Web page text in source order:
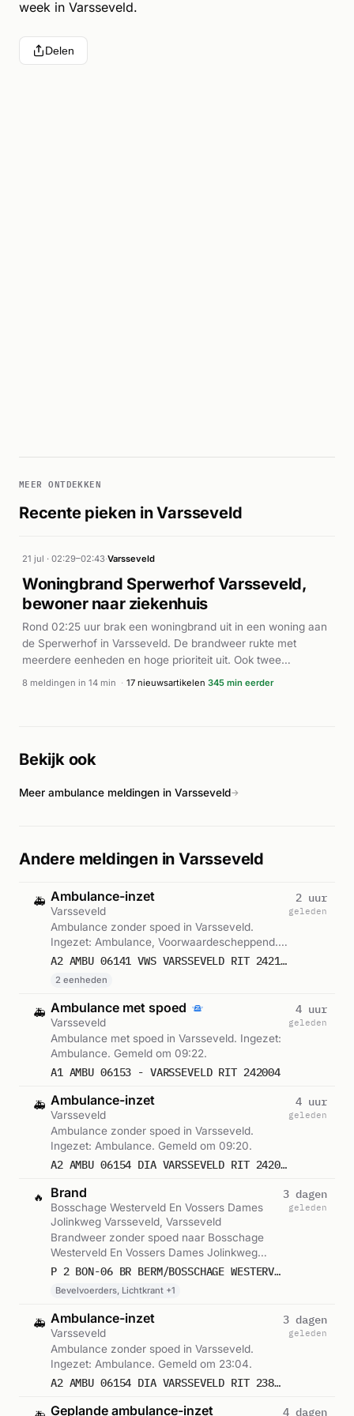
week in Varsseveld.
Delen
MEER ONTDEKKEN
Recente pieken in Varsseveld
21 jul · 02:29–02:43·Varsseveld
Woningbrand Sperwerhof Varsseveld,
bewoner naar ziekenhuis
Rond 02:25 uur brak een woningbrand uit in een woning aan
de Sperwerhof in Varsseveld. De brandweer rukte met
meerdere eenheden en hoge prioriteit uit. Ook twee
ambulances werden gealarmeerd en bevonden zich ter
blussen.
8 meldingen in 14 min · 17 nieuwsartikelen 345 min eerder
Bekijk ook
Meer ambulance meldingen in Varsseveld→
Andere meldingen in Varsseveld
🚑 Ambulance-inzet
Varsseveld
Ambulance zonder spoed in Varsseveld.
Ingezet: Ambulance, Voorwaardescheppend.
Gemeld om 11:35.
A2 AMBU 06141 VWS VARSSEVELD RIT 242169
2 eenheden
2 uur
geleden
🚑 Ambulance met spoed
Varsseveld
Ambulance met spoed in Varsseveld. Ingezet:
Ambulance. Gemeld om 09:22.
A1 AMBU 06153 - VARSSEVELD RIT 242004
4 uur
geleden
🚑 Ambulance-inzet
Varsseveld
Ambulance zonder spoed in Varsseveld.
Ingezet: Ambulance. Gemeld om 09:20.
A2 AMBU 06154 DIA VARSSEVELD RIT 242001
4 uur
geleden
🔥 Brand
Bosschage Westerveld En Vossers Dames
Jolinkweg Varsseveld, Varsseveld
Brandweer zonder spoed naar Bosschage
Westerveld En Vossers Dames Jolinkweg
Varsseveld in Varsseveld. Ingezet:
om 10:00.
P 2 BON-06 BR BERM/BOSSCHAGE WESTERVELD EN VOSSERS DAMES JOLINKWEG VARSSEVELD 065631
Bevelvoerders, Lichtkrant +1
3 dagen
geleden
🚑 Ambulance-inzet
Varsseveld
Ambulance zonder spoed in Varsseveld.
Ingezet: Ambulance. Gemeld om 23:04.
A2 AMBU 06154 DIA VARSSEVELD RIT 238449
3 dagen
geleden
Geplande ambulance-inzet 4 dagen